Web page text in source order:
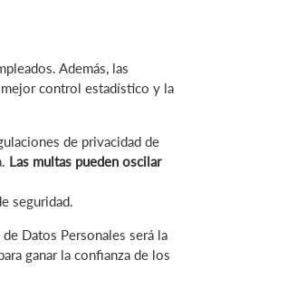
Además, las
mejor control estadístico y la
de privacidad de
Las multas pueden oscilar
seguridad.
Datos Personales será la
ganar la confianza de los